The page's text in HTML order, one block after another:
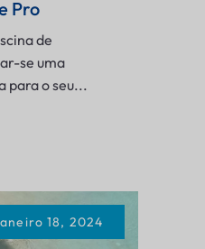
Pro
de
se uma
para o seu...
18, 2024